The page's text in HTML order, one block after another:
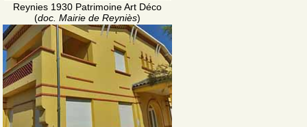
Reynies 1930 Patrimoine Art Déco
(doc. Mairie de Reyniès)